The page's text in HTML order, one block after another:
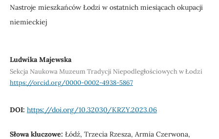
Nastroje mieszkańców Łodzi w ostatnich miesiącach okupacji
niemieckiej
Ludwika Majewska
Sekcja Naukowa Muzeum Tradycji Niepodległościowych w Łodzi
https://orcid.org/0000-0002-4938-5867
DOI: https://doi.org/10.32030/KRZY.2023.06
Słowa kluczowe: Łódź, Trzecia Rzesza, Armia Czerwona,